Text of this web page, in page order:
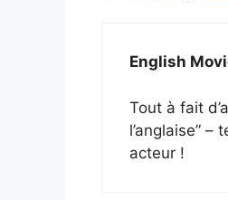
English
Tout à fait
l’anglaise”
acteur !